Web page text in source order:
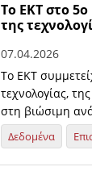
Το ΕΚΤ στο
της
07.04.2026
Το ΕΚΤ
τεχνολογίας,
στη βιώσιμη
Δεδομένα